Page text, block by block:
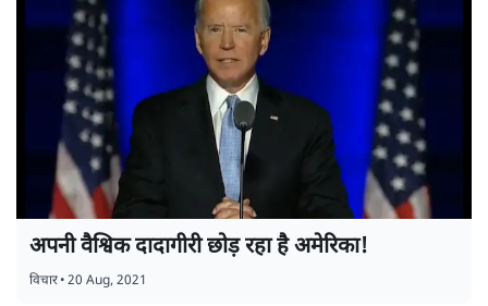
अपनी वैश्विक दादागीरी छोड़ रहा है अमेरिका!
विचार•20 Aug, 2021